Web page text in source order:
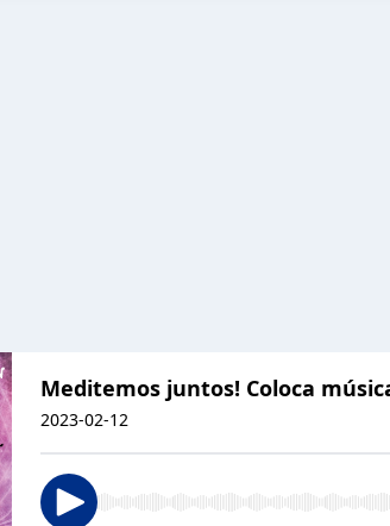
Meditemos juntos! Coloca
2023-02-12